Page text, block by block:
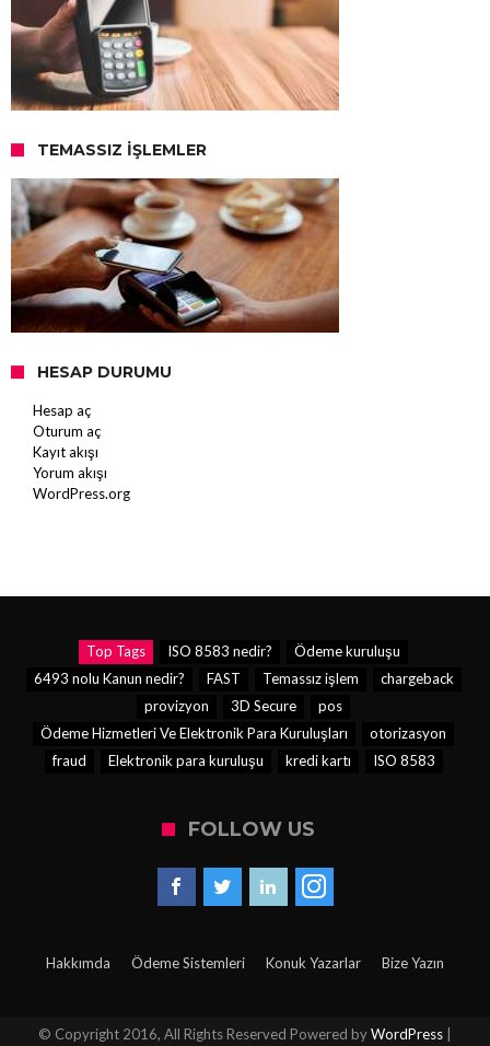
TEMASSIZ İŞLEMLER
HESAP DURUMU
Hesap aç
Oturum aç
Kayıt akışı
Yorum akışı
WordPress.org
Top Tags ISO 8583 nedir?
Ödeme kuruluşu
6493 nolu Kanun nedir?
FAST Temassız işlem
chargeback
provizyon
3D Secure
pos
Ödeme Hizmetleri Ve Elektronik Para Kuruluşları
otorizasyon
fraud
Elektronik para kuruluşu kredi kartı ISO 8583
FOLLOW US
Hakkımda Ödeme Sistemleri Konuk Yazarlar Bize Yazın
© Copyright 2016, All Rights Reserved Powered byWordPress